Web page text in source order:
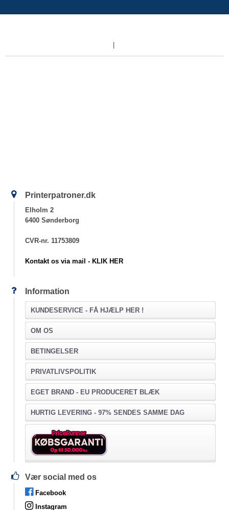
Printerpatroner.dk
Elholm 2
6400 Sønderborg
CVR-nr. 11753809
Kontakt os via mail - KLIK HER
Information
KUNDESERVICE - FÅ HJÆLP HER !
OM OS
BETINGELSER
PRIVATLIVSPOLITIK
EGET BRAND - EU PRODUCERET BLÆK
HURTIG LEVERING - 97% SENDES SAMME DAG
Vær social med os
Facebook
Instagram